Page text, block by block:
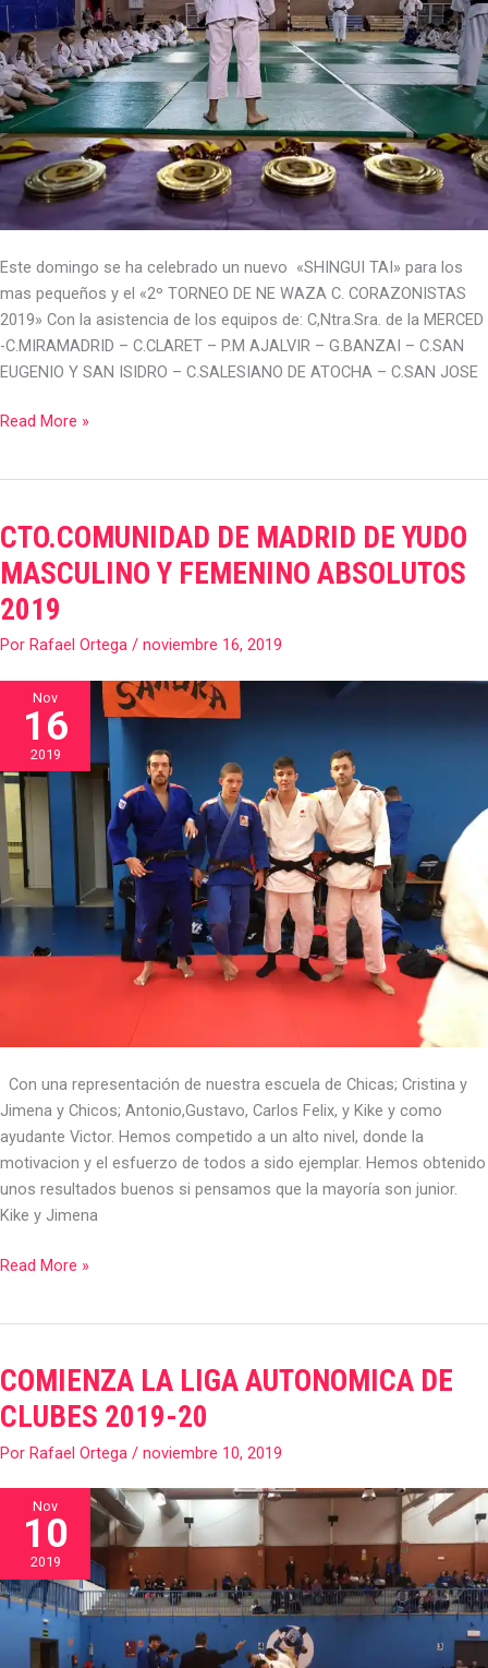
Este domingo se ha celebrado un nuevo «SHINGUI TAI» para los
mas pequeños y el «2º TORNEO DE NE WAZA C. CORAZONISTAS
2019» Con la asistencia de los equipos de: C,Ntra.Sra. de la MERCED
-C.MIRAMADRID – C.CLARET – P.M AJALVIR – G.BANZAI – C.SAN
EUGENIO Y SAN ISIDRO – C.SALESIANO DE ATOCHA – C.SAN JOSE
Read More »
CTO.COMUNIDAD DE MADRID DE YUDO
MASCULINO Y FEMENINO ABSOLUTOS
2019
Por Rafael Ortega / noviembre 16, 2019
Nov
16
2019
Con una representación de nuestra escuela de Chicas; Cristina y
Jimena y Chicos; Antonio,Gustavo, Carlos Felix, y Kike y como
ayudante Victor. Hemos competido a un alto nivel, donde la
motivacion y el esfuerzo de todos a sido ejemplar. Hemos obtenido
unos resultados buenos si pensamos que la mayoría son junior.
Kike y Jimena
CTO.COMUNIDAD
DE
MADRID
DE
YUDO
FEMENINO
ABSOLUTOS
2019
Read More »
COMIENZA LA LIGA AUTONOMICA DE
CLUBES 2019-20
Por Rafael Ortega / noviembre 10, 2019
Nov
10
2019
COMIENZA
LA
LIGA
AUTONOMICA
CLUBES
2019-